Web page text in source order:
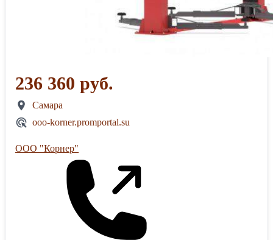
236 360 руб.
Самара
ooo-korner.promportal.su
ООО "Корнер"